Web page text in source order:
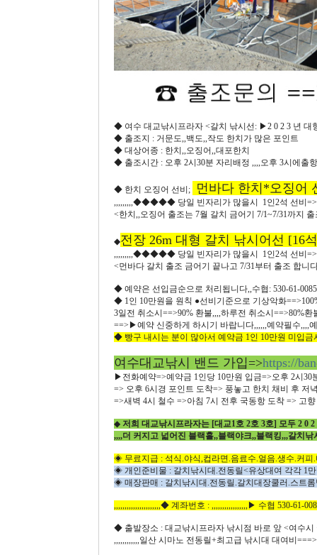
◆ 여수 대교낚시프라자 <갈치 낚시선: ▶2 0 2 3 년 대
◆ 출조지 : 거문도,,백도,,작도 한치가 많은 포인트
◆ 대상어종 : 한치,,오징어,,대포한치
◆ 출조시간 : 오후 2시30분 자리배정 ,,,,오후 3시에출
◆ 한치 오징어 선비; 먼바다 한치*오징어
,,,,,,,,,◆◆◆◆◆ 당일 빈자리가 많을시 1인2석 선비
<한치,,오징어 출조는 7월 갈치 금어기 7/1~7/31까지
◆전장 26m 대형 갈치 낚시어선 [16
,,,,,,,,,◆◆◆◆◆ 당일 빈자리가 많을시 1인2석 선비
<먼바다 갈치 출조 금어기 끝나고 7/31부터 출조 합니
◆ 예약은 선입금순으로 처리됩니다,,수협: 530-61-
◆ 1인 10만원을 원칙 ●선비기준으로 기상악화
3일전 취소시==>90% 환불,,,,하루전 취소시==>80%
==>▶예약 신중하게 하시기 바랍니다,,,,,,예약필수,,,,
◆ 빵구 내시는 분이 많아서 예약금 1인 10만원 미입
여수대교낚시 밴드 가입=>https://
▶전화예약=>예약금 1인당 10만원 입금=>오후 2시30
=> 오후 6시경 포인트 도착=> 풍놓고 한치 채비 후 저
=>새벽 4시 철수 =>아침 7시 전후 국동항 도착 => 고
◆ 저희 대교낚시프라자는 [대교1호 2호 3호] 모두 2 0
,,,,더 커지고 넓어진 블랙홀,,블랙야크,,블랙킹,,,갈치낚
◈ 무료지급 : 석식.야식,컵라면.음료수.얼음.생수.커피
◈ 개인준비물 : 갈치낚시대.전동릴<유상대여 각각 1
◈ 매장판매 : 갈치낚시대.전동릴.갈치대장쿨러.스트
,,,,,,,,,,,,,,,,,,,,,,◆ 계좌번호 : ,,,,,,,,,,,,,,,,,▶ 수협 530-61-
◆ 출발장소 : 대교낚시프라자 낚시점 바로 앞 <여수시
,,,,,,,,,,,,일산 시마노 전동릴+최고급 낚시대 대여비